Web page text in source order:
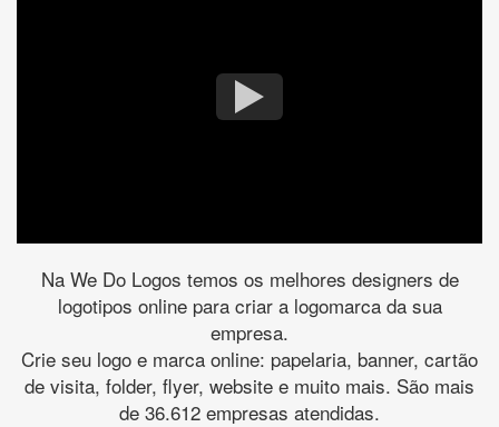
Na We Do Logos temos os melhores designers de
logotipos online para criar a logomarca da sua
empresa.
Crie seu logo e marca online: papelaria, banner, cartão
de visita, folder, flyer, website e muito mais. São mais
de 36.612 empresas atendidas.